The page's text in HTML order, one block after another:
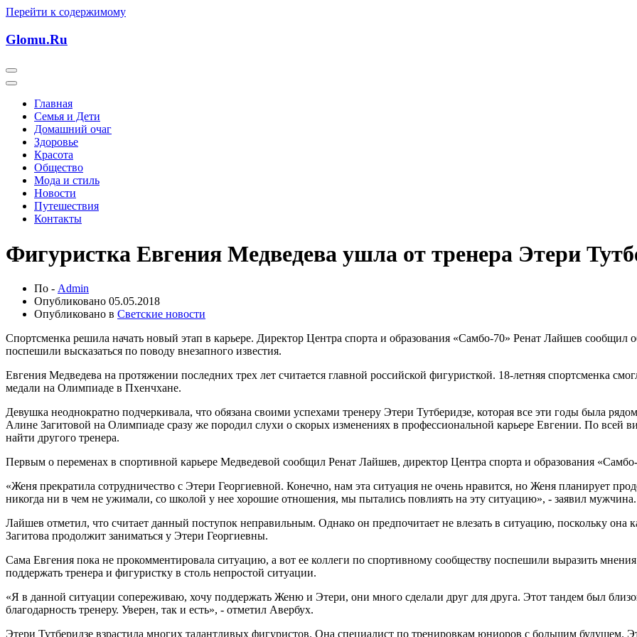
Перейти к содержимому
Glomu.Ru
Главная
Семья и Дети
Домашний очаг
Здоровье
Красота
Общество
Мода и стиль
Новости
Путешествия
Контакты
Фигуристка Евгения Медведева ушла от тренера Этери
По - Admin
Опубликовано 05.05.2018
Опубликовано в Светские новости
Спортсменка решила начать новый этап в карьере. Директор Центра спорта и образования «Самбо-70» Ренат Лайшев сообщил
поспешили высказаться по поводу внезапного известия.
Евгения Медведева на протяжении последних трех лет считается главной российской фигуристкой. 18-летняя спортсменка
медали на Олимпиаде в Пхенчхане.
Девушка неоднократно подчеркивала, что обязана своими успехами тренеру Этери Тутберидзе, которая все эти годы была
Алине Загитовой на Олимпиаде сразу же породил слухи о скорых изменениях в профессиональной карьере Евгении. По всей
найти другого тренера.
Первым о переменах в спортивной карьере Медведевой сообщил Ренат Лайшев, директор Центра спорта и образования
«Женя прекратила сотрудничество с Этери Георгиевной. Конечно, нам эта ситуация не очень нравится, но Женя планирует
никогда ни в чем не ужимали, со школой у нее хорошие отношения, мы пытались повлиять на эту ситуацию», - заявил мужчина.
Лайшев отметил, что считает данный поступок неправильным. Однако он предпочитает не влезать в ситуацию, поскольку она
Загитова продолжит заниматься у Этери Георгиевны.
Сама Евгения пока не прокомментировала ситуацию, а вот ее коллеги по спортивному сообществу поспешили выразить
поддержать тренера и фигуристку в столь непростой ситуации.
«Я в данной ситуации сопереживаю, хочу поддержать Женю и Этери, они много сделали друг для друга. Этот тандем был
благодарность тренеру. Уверен, так и есть», - отметил Авербух.
Этери Тутберидзе взрастила многих талантливых фигуристов. Она специалист по тренировкам юниоров с большим будущем.